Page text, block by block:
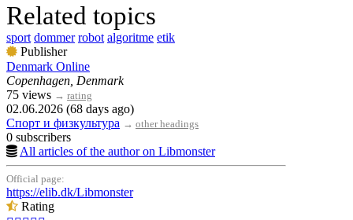
Related topics
sport dommer robot algoritme etik
Publisher
Denmark Online
Copenhagen, Denmark
75 views → rating
02.06.2026 (68 days ago)
Спорт и физкультура → other headings
0 subscribers
All articles of the author on Libmonster
Official page:
https://elib.dk/Libmonster
Rating